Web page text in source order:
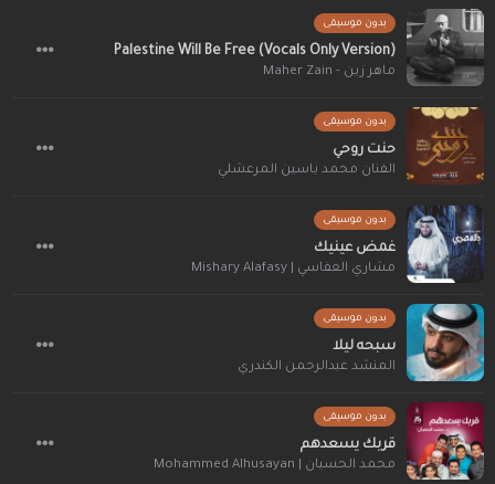
بدون موسيقى
Palestine Will Be Free (Vocals Only Version)
ماهر زين - Maher Zain
بدون موسيقى
حنت روحي
الفنان محمد ياسين المرعشلي
بدون موسيقى
غمض عينيك
مشاري العفاسي | Mishary Alafasy
بدون موسيقى
سبحه ليلا
المنشد عبدالرحمن الكندري
بدون موسيقى
قربك يسعدهم
محمد الحسيان | Mohammed Alhusayan